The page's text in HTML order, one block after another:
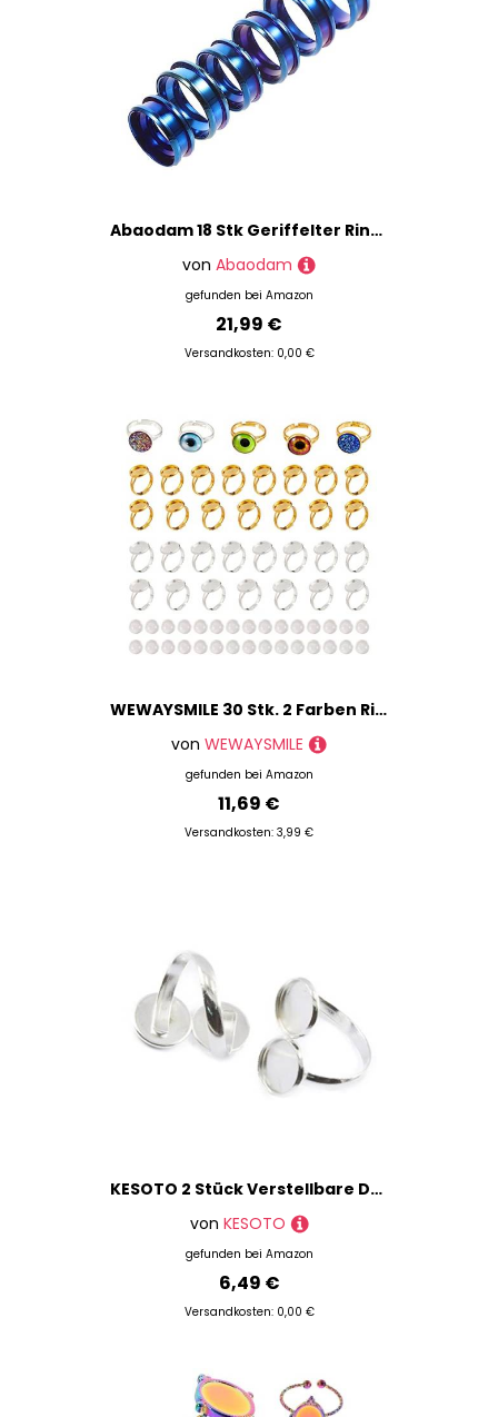
Abaodam 18 Stk Geriffelter Ring Herstellung Von Intarsienringen Ringherstellung Trendiger Schmuck Ringrohlinge Für Die Schmuckherstellung Metallringe Messinstrument Leer Rostfreier Stahl
von Abaodam
gefunden bei Amazon
21,99 €
Versandkosten: 0,00 €
WEWAYSMILE 30 Stk. 2 Farben Ringbasis Blanko Lünette, Cabochon-Ring-Einstellungen, Verstellbare Ringrohlinge, Für DIY-Ringschmuckherstellungszubehör
von WEWAYSMILE
gefunden bei Amazon
11,69 €
Versandkosten: 3,99 €
KESOTO 2 Stück Verstellbare Doppel Ringrohlinge Fassungen Ring Rohlinge Basteln für Cabochons 12mm - Silberweiß, 12mm
von KESOTO
gefunden bei Amazon
6,49 €
Versandkosten: 0,00 €